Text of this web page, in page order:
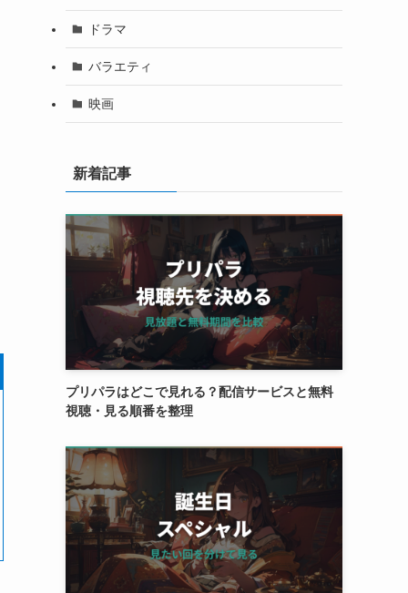
ドラマ
バラエティ
映画
新着記事
プリパラはどこで見れる？配信サービスと無料
視聴・見る順番を整理